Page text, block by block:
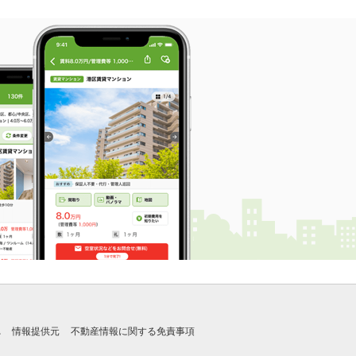
情報提供元 不動産情報に関する免責事項